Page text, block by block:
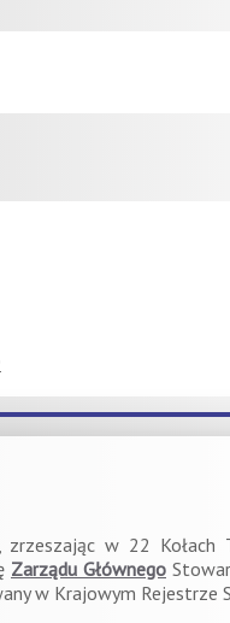
zrzeszając w 22
Zarządu Głównego
w Krajowym Rejestrze